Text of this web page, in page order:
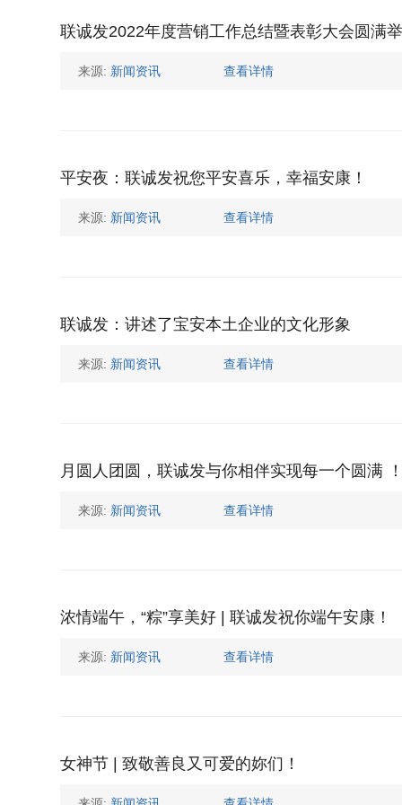
联诚发2022年度营销工作总结暨表彰大会圆满
来源: 新闻资讯 查看详情
平安夜：联诚发祝您平安喜乐，幸福安康！
来源: 新闻资讯 查看详情
联诚发：讲述了宝安本土企业的文化形象
来源: 新闻资讯 查看详情
月圆人团圆，联诚发与你相伴实现每一个圆满
来源: 新闻资讯 查看详情
浓情端午，“粽”享美好 | 联诚发祝你端午安康！
来源: 新闻资讯 查看详情
女神节 | 致敬善良又可爱的妳们！